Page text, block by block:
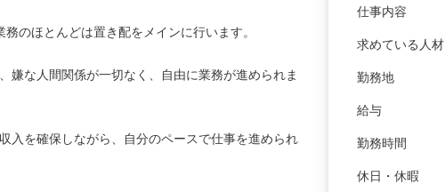
のほとんどは置き配をメインに行います。
嫌な人間関係が一切なく、自由に業務が進められま
入を確保しながら、自分のペースで仕事を進められ
仕事内容
求めている人材
勤務地
給与
勤務時間
休日・休暇